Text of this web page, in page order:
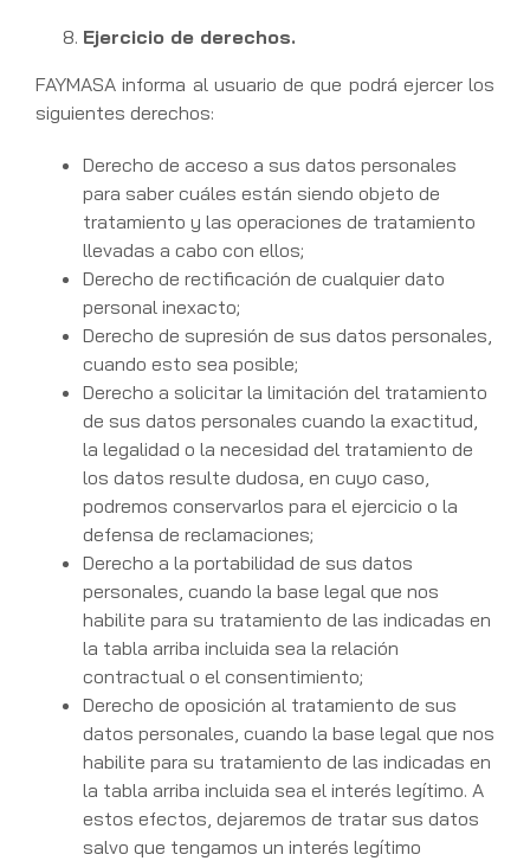
Ejercicio de derechos.
FAYMASA informa al usuario de que podrá ejercer los
siguientes derechos:
Derecho de acceso a sus datos personales
para saber cuáles están siendo objeto de
tratamiento y las operaciones de tratamiento
llevadas a cabo con ellos;
Derecho de rectificación de cualquier dato
personal inexacto;
Derecho de supresión de sus datos personales,
cuando esto sea posible;
Derecho a solicitar la limitación del tratamiento
de sus datos personales cuando la exactitud,
la legalidad o la necesidad del tratamiento de
los datos resulte dudosa, en cuyo caso,
podremos conservarlos para el ejercicio o la
defensa de reclamaciones;
Derecho a la portabilidad de sus datos
personales, cuando la base legal que nos
habilite para su tratamiento de las indicadas en
la tabla arriba incluida sea la relación
contractual o el consentimiento;
Derecho de oposición al tratamiento de sus
datos personales, cuando la base legal que nos
habilite para su tratamiento de las indicadas en
la tabla arriba incluida sea el interés legítimo. A
estos efectos, dejaremos de tratar sus datos
salvo que tengamos un interés legítimo